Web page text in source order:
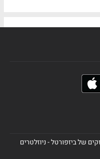
של ביזפורטל - ניוזלטרים